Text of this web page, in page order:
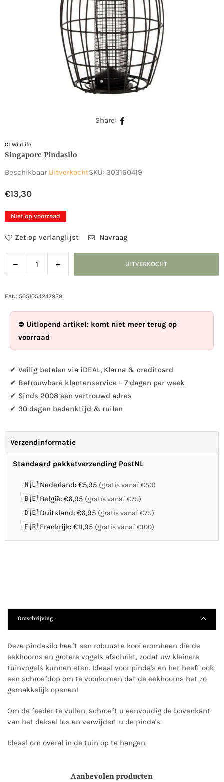
Share:
CJ Wildlife
Singapore Pindasilo
Beschikbaar UitverkochtSKU: 303160419
Normale
prijs
€13,30
Niet op voorraad
Zet op verlanglijst Navraag
Hoeveelheid
Verlaag
de
voor
Verhoog
de
voor
UITVERKOCHT
EAN: 5051054247939
⛔ Uitlopend artikel: komt niet meer terug op
voorraad
✔ Veilig betalen via iDEAL, Klarna & creditcard
✔ Betrouwbare klantenservice – 7 dagen per week
✔ Sinds 2008 een vertrouwd adres
✔ 30 dagen bedenktijd & ruilen
Verzendinformatie
Standaard pakketverzending PostNL
🇳🇱 Nederland: €5,95 (gratis vanaf €50)
🇧🇪 België: €6,95 (gratis vanaf €75)
🇩🇪 Duitsland: €6,95 (gratis vanaf €75)
🇫🇷 Frankrijk: €11,95 (gratis vanaf €100)
Omschrijving
Deze pindasilo heeft een robuuste kooi eromheen die de
eekhoorns en grotere vogels afschrikt, zodat uw kleinere
tuinvogels kunnen eten. Ideaal voor pinda's en het heeft ook
een schroefdop om te voorkomen dat de eekhoorns het zo
gemakkelijk openen!
Om de feeder te vullen, schroeft u eenvoudig de bovenkant
van het deksel los en verwijdert u de pinda's.
Ideaal om overal in de tuin op te hangen.
Aanbevolen producten